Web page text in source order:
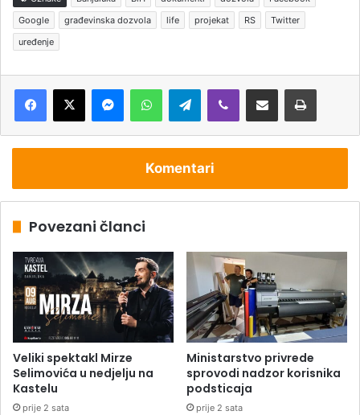
Google
građevinska dozvola life projekat RS
Twitter
uređenje
Telegram
Komentari
Povezani članci
Veliki spektakl Mirze
Selimovića u nedjelju na
Kastelu
prije 2 sata
Ministarstvo privrede
sprovodi nadzor korisnika
podsticaja
prije 2 sata